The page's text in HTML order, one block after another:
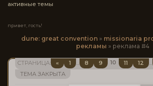
активные темы
привет, гость!
dune: great convention » missionaria
рекламы » реклама #4
СТРАНИЦА: « 1 … 8 9 10 11 12 …
ТЕМА ЗАКРЫТА